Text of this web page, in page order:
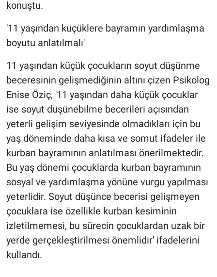
konuştu.
'11 yaşından küçüklere bayramın yardımlaşma
boyutu anlatılmalı'
11 yaşından küçük çocukların soyut düşünme
beceresinin gelişmediğinin altını çizen Psikolog
Enise Öziç, '11 yaşından daha küçük çocuklar
ise soyut düşünebilme becerileri açısından
yeterli gelişim seviyesinde olmadıkları için bu
yaş döneminde daha kısa ve somut ifadeler ile
kurban bayramının anlatılması önerilmektedir.
Bu yaş dönemi çocuklarda kurban bayramının
sosyal ve yardımlaşma yönüne vurgu yapılması
yeterlidir. Soyut düşünce becerisi gelişmeyen
çocuklara ise özellikle kurban kesiminin
izletilmemesi, bu sürecin çocuklardan uzak bir
yerde gerçekleştirilmesi önemlidir' ifadelerini
kullandı.